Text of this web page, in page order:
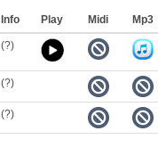
Info Play Midi Mp3
(?)
(?)
(?)